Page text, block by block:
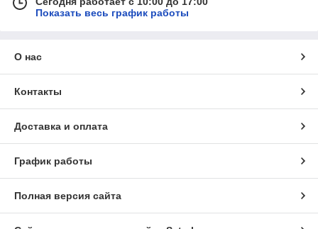
Показать весь график работы
О нас
Контакты
Доставка и оплата
График работы
Полная версия сайта